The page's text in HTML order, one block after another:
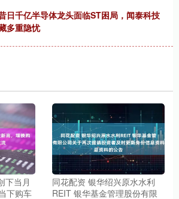
日千亿半导体龙头面临ST困局，闻泰科技
多重隐忧
下当月
下购车
同花配资 银华绍兴原水水利
REIT 银华基金管理股份有限